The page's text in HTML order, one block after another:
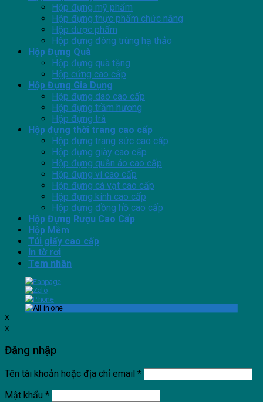
Hộp đựng mỹ phẩm
Hộp đựng thực phẩm chức năng
Hộp dược phẩm
Hộp đựng đông trùng hạ thảo
Hộp Đựng Quà
Hộp đựng quà tặng
Hộp cứng cao cấp
Hộp Đựng Gia Dụng
Hộp đựng dao cao cấp
Hộp đựng trầm hương
Hộp đựng trà
Hộp đựng thời trang cao cấp
Hộp đựng trang sức cao cấp
Hộp đựng giày cao cấp
Hộp đựng quần áo cao cấp
Hộp đựng ví cao cấp
Hộp đựng cà vạt cao cấp
Hộp đựng kính cao cấp
Hộp đựng đồng hồ cao cấp
Hộp Đựng Rượu Cao Cấp
Hộp Mềm
Túi giấy cao cấp
In tờ rơi
Tem nhãn
x
x
Đăng nhập
Tên tài khoản hoặc địa chỉ email *
Mật khẩu *